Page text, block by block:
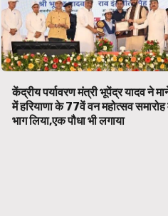
केंद्रीय पर्यावरण मंत्री भूपेंद्र यादव ने
में हरियाणा के 77वें वन महोत्सव समारोह
भाग लिया,एक पौधा भी लगाया